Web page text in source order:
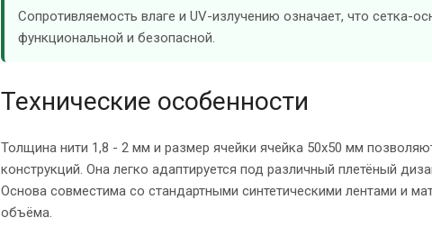
Сопротивляемость влаге и UV-излучению означает, что сетка-
функциональной и безопасной.
Технические особенности
Толщина нити 1,8 - 2 мм и размер ячейки ячейка 50х50 мм
конструкций. Она легко адаптируется под различный плетёный
Основа совместима со стандартными синтетическими лентами и
объёма.